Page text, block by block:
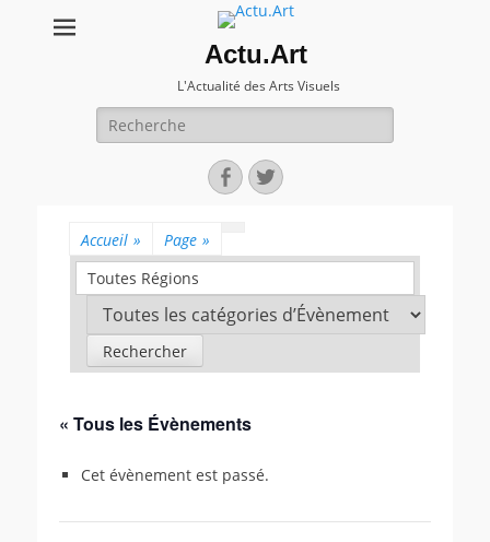
Actu.Art
L'Actualité des Arts Visuels
Recherche
pour:
Facebook
Twitter
Accueil » Page »
Toutes Régions
« Tous les Évènements
Cet évènement est passé.